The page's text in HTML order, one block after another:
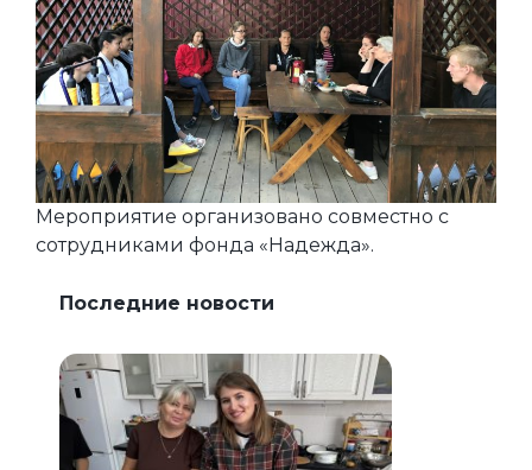
Мероприятие организовано совместно с
сотрудниками фонда «Надежда».
Последние новости